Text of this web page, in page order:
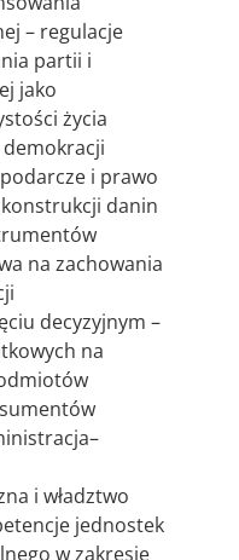
– regulacje
partii i
jako
życia
i prawo
danin
na zachowania
decyzyjnym –
na
i władztwo
jednostek
w zakresie